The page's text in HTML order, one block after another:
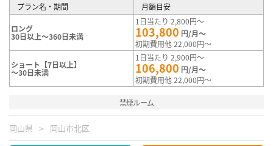
プラン名・期間 月額目安
ロング
30日以上～360日未満
1日当たり 2,800円～
103,800 円/月～
初期費用他 22,000円～
ショート【7日以上】
～30日未満
1日当たり 2,900円～
106,800 円/月～
初期費用他 22,000円～
禁煙ルーム
岡山県 岡山市北区